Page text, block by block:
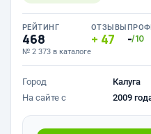
РЕЙТИНГ
468
№ 2 373 в каталоге
ОТЗЫВЫ
47 -/10
Город
Калуга
На сайте с
2009